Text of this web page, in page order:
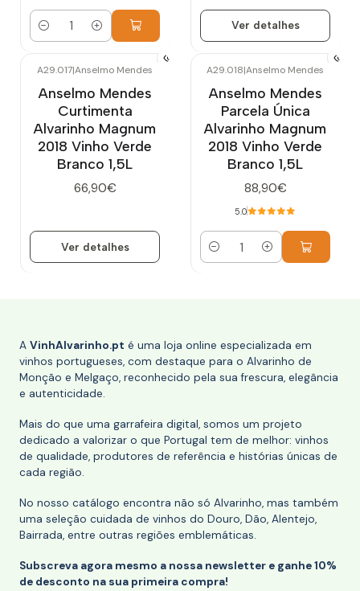
Quantidade
Ver detalhes
A29.017|Anselmo Mendes
Anselmo Mendes
Curtimenta
Alvarinho Magnum
2018 Vinho Verde
Branco 1,5L
66,90€
Ver detalhes
A29.018|Anselmo Mendes
Anselmo Mendes
Parcela Única
Alvarinho Magnum
2018 Vinho Verde
Branco 1,5L
88,90€
5.0
Quantidade
A VinhAlvarinho.pt é uma loja online especializada em
vinhos portugueses, com destaque para o Alvarinho de
Monção e Melgaço, reconhecido pela sua frescura, elegância
e autenticidade.
Mais do que uma garrafeira digital, somos um projeto
dedicado a valorizar o que Portugal tem de melhor: vinhos
de qualidade, produtores de referência e histórias únicas de
cada região.
No nosso catálogo encontra não só Alvarinho, mas também
uma seleção cuidada de vinhos do Douro, Dão, Alentejo,
Bairrada, entre outras regiões emblemáticas.
Subscreva agora mesmo a nossa newsletter e ganhe 10%
de desconto na sua primeira compra!